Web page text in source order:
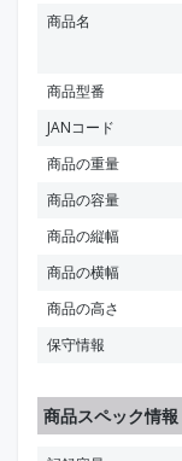
商品名
商品型番
JANコード
商品の重量
商品の容量
商品の縦幅
商品の横幅
商品の高さ
保守情報
商品スペック情報